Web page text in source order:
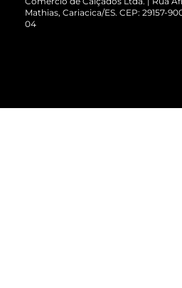
Vendas Corporativas
Mathias, Cariacica/ES. CEP: 29157-
04